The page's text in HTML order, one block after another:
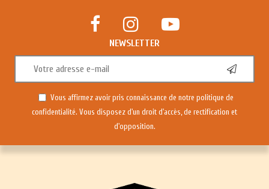
NEWSLETTER
Vous affirmez avoir pris connaissance de notre politique de
confidentialité. Vous disposez d'un droit d'accès, de rectification et
d'opposition.